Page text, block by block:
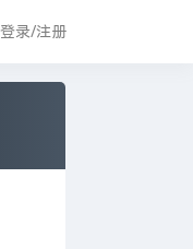
登录/注册